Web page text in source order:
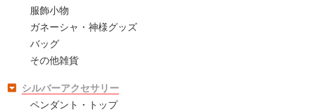
服飾小物
ガネーシャ・神様グッズ
バッグ
その他雑貨
シルバーアクセサリー
ペンダント・トップ